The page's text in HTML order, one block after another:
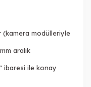
(kamera modülleriyle
aralık
ibaresi ile konay